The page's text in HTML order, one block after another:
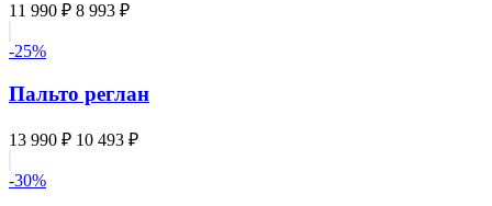
11 990 ₽ 8 993 ₽
-25%
Пальто реглан
13 990 ₽ 10 493 ₽
-30%